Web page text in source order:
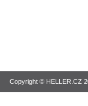
Copyright © HELLER.CZ